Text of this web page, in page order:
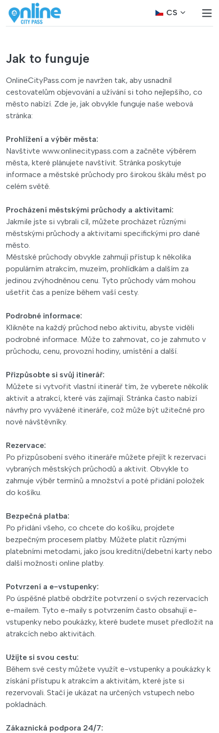
CS
Jak to funguje
OnlineCityPass.com je navržen tak, aby usnadnil
cestovatelům objevování a užívání si toho nejlepšího, co
město nabízí. Zde je, jak obvykle funguje naše webová
stránka:
Prohlížení a výběr města:
Navštivte www.onlinecitypass.com a začněte výběrem
města, které plánujete navštívit. Stránka poskytuje
informace a městské průchody pro širokou škálu měst po
celém světě.
Procházení městskými průchody a aktivitami:
Jakmile jste si vybrali cíl, můžete procházet různými
městskými průchody a aktivitami specifickými pro dané
město.
Městské průchody obvykle zahrnují přístup k několika
populárním atrakcím, muzeím, prohlídkám a dalším za
jedinou zvýhodněnou cenu. Tyto průchody vám mohou
ušetřit čas a peníze během vaší cesty.
Podrobné informace:
Klikněte na každý průchod nebo aktivitu, abyste viděli
podrobné informace. Může to zahrnovat, co je zahrnuto v
průchodu, cenu, provozní hodiny, umístění a další.
Přizpůsobte si svůj itinerář:
Můžete si vytvořit vlastní itinerář tím, že vyberete několik
aktivit a atrakcí, které vás zajímají. Stránka často nabízí
návrhy pro vyvážené itineráře, což může být užitečné pro
nové návštěvníky.
Rezervace:
Po přizpůsobení svého itineráře můžete přejít k rezervaci
vybraných městských průchodů a aktivit. Obvykle to
zahrnuje výběr termínů a množství a poté přidání položek
do košíku.
Bezpečná platba:
Po přidání všeho, co chcete do košíku, projdete
bezpečným procesem platby. Můžete platit různými
platebními metodami, jako jsou kreditní/debetní karty nebo
další možnosti online platby.
Potvrzení a e-vstupenky:
Po úspěšné platbě obdržíte potvrzení o svých rezervacích
e-mailem. Tyto e-maily s potvrzením často obsahují e-
vstupenky nebo poukázky, které budete muset předložit na
atrakcích nebo aktivitách.
Užijte si svou cestu:
Během své cesty můžete využít e-vstupenky a poukázky k
získání přístupu k atrakcím a aktivitám, které jste si
rezervovali. Stačí je ukázat na určených vstupech nebo
pokladnách.
Zákaznická podpora 24/7: